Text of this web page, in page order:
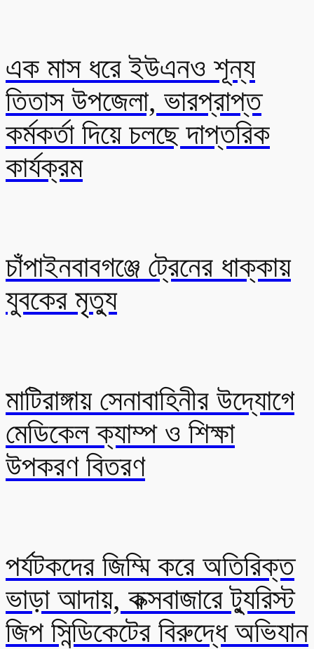
এক মাস ধরে ইউএনও শূন্য
তিতাস উপজেলা, ভারপ্রাপ্ত
কর্মকর্তা দিয়ে চলছে দাপ্তরিক
কার্যক্রম
চাঁপাইনবাবগঞ্জে ট্রেনের ধাক্কায়
যুবকের মৃত্যু
মাটিরাঙ্গায় সেনাবাহিনীর উদ্যোগে
মেডিকেল ক্যাম্প ও শিক্ষা
উপকরণ বিতরণ
পর্যটকদের জিম্মি করে অতিরিক্ত
ভাড়া আদায়, কক্সবাজারে ট্যুরিস্ট
জিপ সিন্ডিকেটের বিরুদ্ধে অভিযান